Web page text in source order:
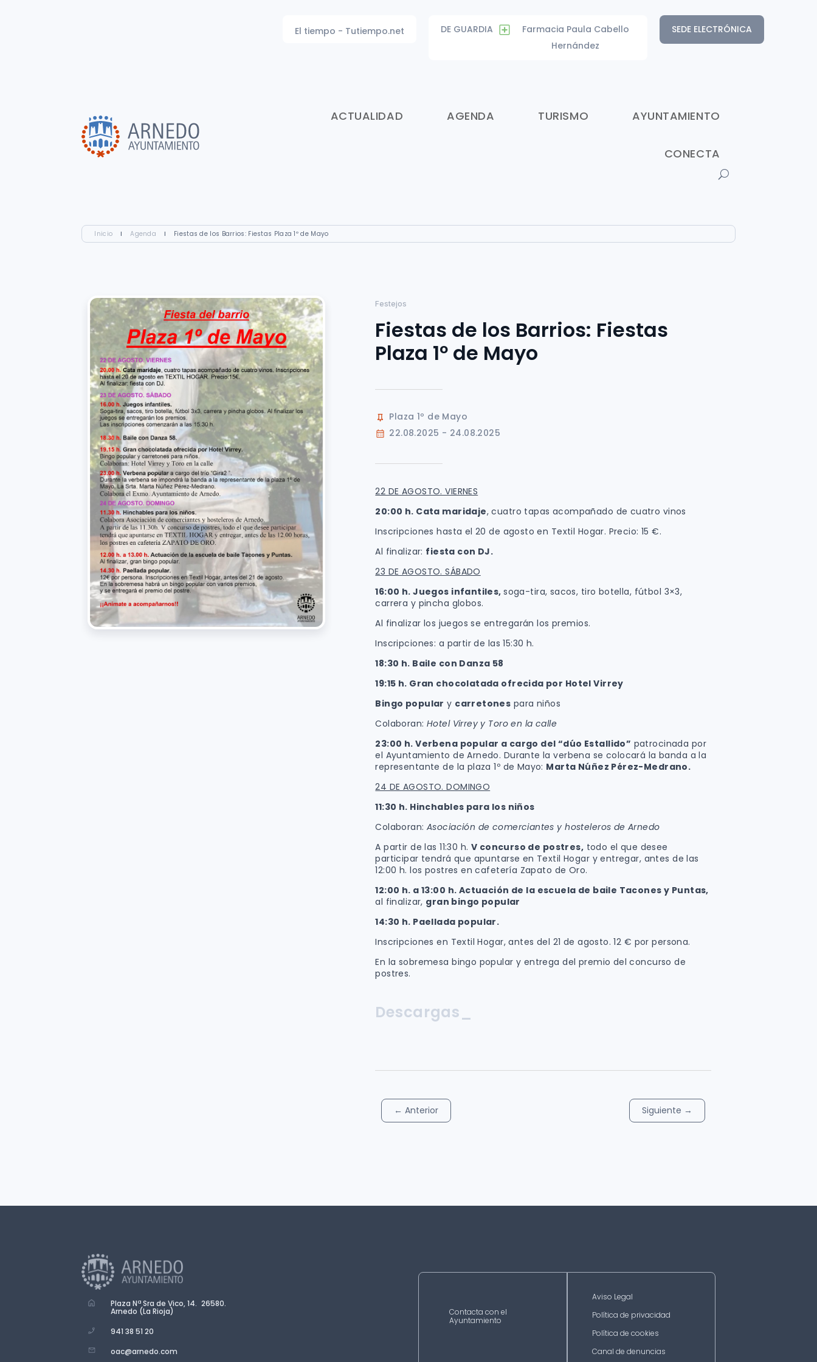
SEDE ELECTRÓNICA
DE GUARDIA
Farmacia Paula Cabello
Hernández
El tiempo - Tutiempo.net
ACTUALIDAD AGENDA TURISMO AYUNTAMIENTO
CONECTA
Inicio I Agenda I Fiestas de los Barrios: Fiestas Plaza 1º de Mayo
Festejos
Fiestas de los Barrios: Fiestas
Plaza 1º de Mayo
Plaza 1º de Mayo
22.08.2025 - 24.08.2025
22 DE AGOSTO. VIERNES
20:00 h. Cata maridaje, cuatro tapas acompañado de cuatro vinos
Inscripciones hasta el 20 de agosto en Textil Hogar. Precio: 15 €.
Al finalizar: fiesta con DJ.
23 DE AGOSTO. SÁBADO
16:00 h.Juegos infantiles,soga-tira, sacos, tiro botella, fútbol 3×3,
carrera y pincha globos.
Al finalizar los juegos se entregarán los premios.
Inscripciones: a partir de las 15:30 h.
18:30 h. Baile con Danza 58
19:15 h. Gran chocolatada ofrecida por Hotel Virrey
Bingo popular y carretones para niños
Colaboran: Hotel Virrey y Toro en la calle
23:00 h.Verbena popular a cargo del “dúo Estallido” patrocinada por
el Ayuntamiento de Arnedo. Durante la verbena se colocará la banda a la
representante de la plaza 1º de Mayo: Marta Núñez Pérez-Medrano.
24 DE AGOSTO. DOMINGO
11:30 h. Hinchables para los niños
Colaboran: Asociación de comerciantes y hosteleros de Arnedo
A partir de las 11:30 h. V concurso de postres, todo el que desee
participar tendrá que apuntarse en Textil Hogar y entregar, antes de las
12:00 h. los postres en cafetería Zapato de Oro.
12:00 h. a 13:00 h. Actuación de la escuela de baile Tacones y Puntas,
al finalizar, gran bingo popular
14:30 h. Paellada popular.
Inscripciones en Textil Hogar, antes del 21 de agosto. 12 € por persona.
En la sobremesa bingo popular y entrega del premio del concurso de
postres.
Descargas_
←Anterior Siguiente →
Plaza Nª Sra de Vico, 14. 26580.
Arnedo (La Rioja)
941 38 51 20
oac@arnedo.com
Contacta con el
Ayuntamiento
Aviso Legal
Política de privacidad
Política de cookies
Canal de denuncias